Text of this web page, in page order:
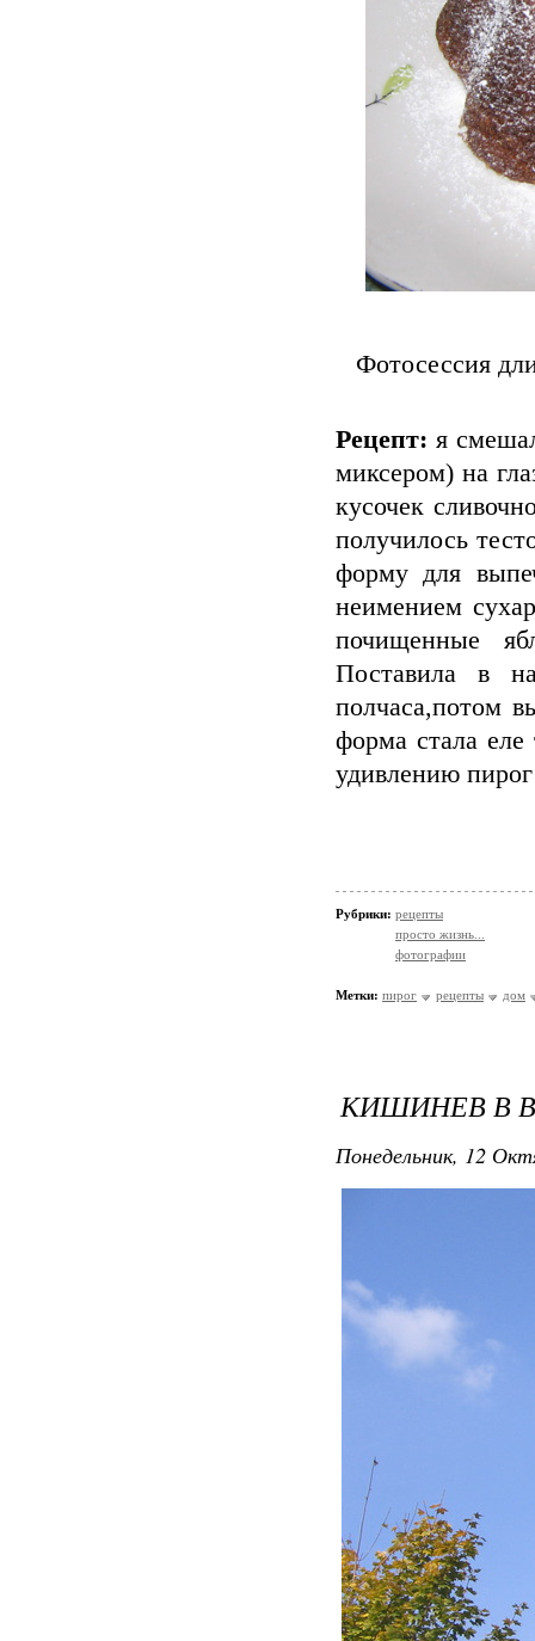
Фотосессия
Рецепт: я
миксером) на
кусочек
получилось
форму для
неимением
почищенные
Поставила в
полчаса,потом
форма стала
удивлению
Рубрики: рецепты
просто жизнь...
фотографии
Метки: пирог рецепты дом
КИШИНЕВ В
Понедельник, 12